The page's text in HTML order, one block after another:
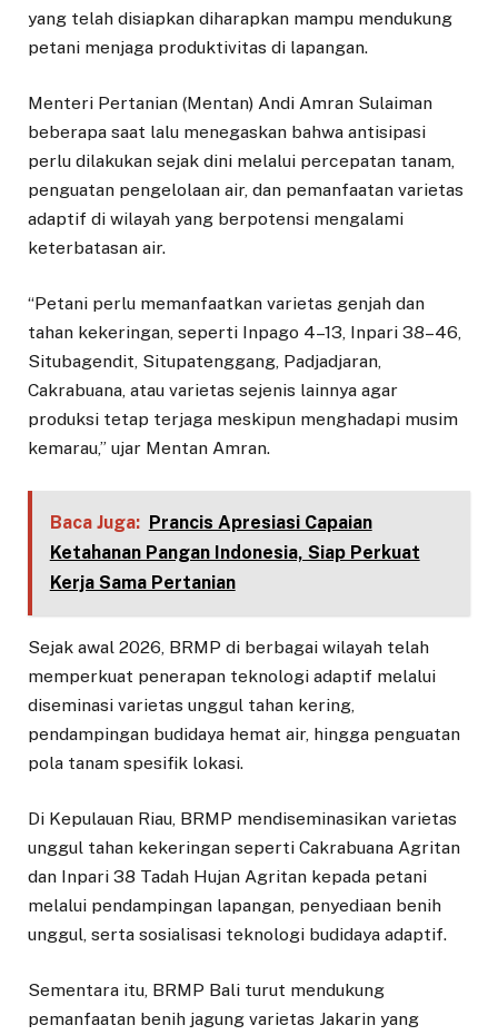
yang telah disiapkan diharapkan mampu mendukung
petani menjaga produktivitas di lapangan.
Menteri Pertanian (Mentan) Andi Amran Sulaiman
beberapa saat lalu menegaskan bahwa antisipasi
perlu dilakukan sejak dini melalui percepatan tanam,
penguatan pengelolaan air, dan pemanfaatan varietas
adaptif di wilayah yang berpotensi mengalami
keterbatasan air.
“Petani perlu memanfaatkan varietas genjah dan
tahan kekeringan, seperti Inpago 4–13, Inpari 38–46,
Situbagendit, Situpatenggang, Padjadjaran,
Cakrabuana, atau varietas sejenis lainnya agar
produksi tetap terjaga meskipun menghadapi musim
kemarau,” ujar Mentan Amran.
Baca Juga: Prancis Apresiasi Capaian
Ketahanan Pangan Indonesia, Siap Perkuat
Kerja Sama Pertanian
Sejak awal 2026, BRMP di berbagai wilayah telah
memperkuat penerapan teknologi adaptif melalui
diseminasi varietas unggul tahan kering,
pendampingan budidaya hemat air, hingga penguatan
pola tanam spesifik lokasi.
Di Kepulauan Riau, BRMP mendiseminasikan varietas
unggul tahan kekeringan seperti Cakrabuana Agritan
dan Inpari 38 Tadah Hujan Agritan kepada petani
melalui pendampingan lapangan, penyediaan benih
unggul, serta sosialisasi teknologi budidaya adaptif.
Sementara itu, BRMP Bali turut mendukung
pemanfaatan benih jagung varietas Jakarin yang